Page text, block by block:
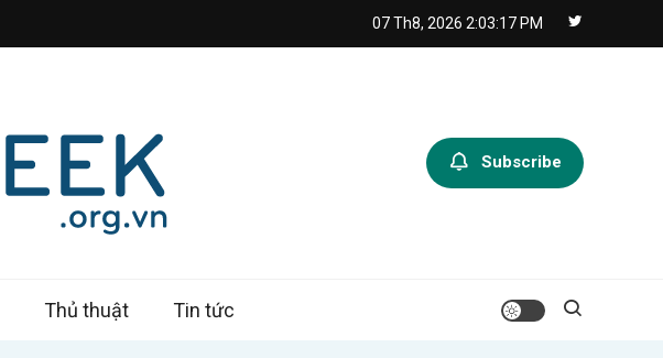
07 Th8, 2026 2:03:18 PM
Subscribe
Thủ thuật Tin tức